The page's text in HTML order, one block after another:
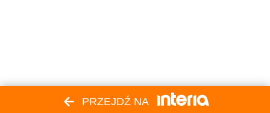
PRZEJDŹ NA